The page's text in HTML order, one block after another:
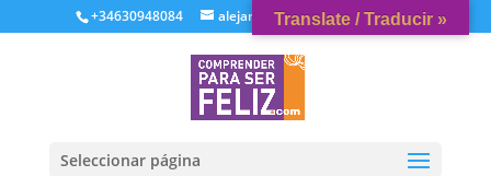
+34630948084 alejandrovaquerizo@gmail.com
Seleccionar página
Translate / Traducir »